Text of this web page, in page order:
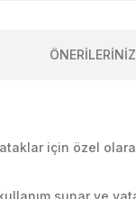
ÖNERİLERİNİZ
için özel
sunar ve